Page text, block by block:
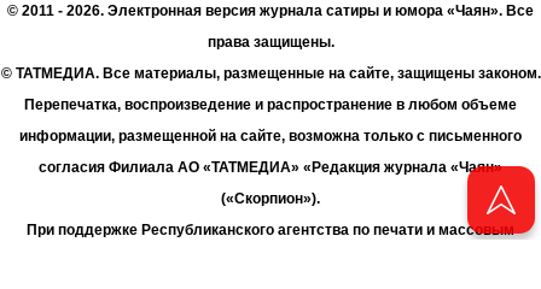
© 2011 - 2026. Электронная версия журнала сатиры и юмора «Чаян». Все
права защищены.
© ТАТМЕДИА. Все материалы, размещенные на сайте, защищены законом.
Перепечатка, воспроизведение и распространение в любом объеме
информации, размещенной на сайте, возможна только с письменного
согласия Филиала АО «ТАТМЕДИА» «Редакция журнала «Чаян»
(«Скорпион»).
При поддержке Республиканского агентства по печати и массовым